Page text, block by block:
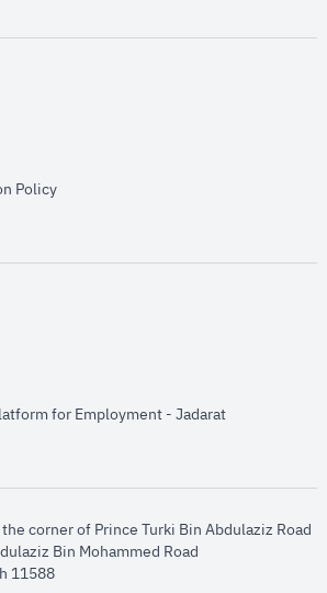
window
window
Policyopens in new window
window
in new window
for Employment - Jadaratopens in new
corner of Prince Turki Bin Abdulaziz Road
Bin Mohammed Road​
11588